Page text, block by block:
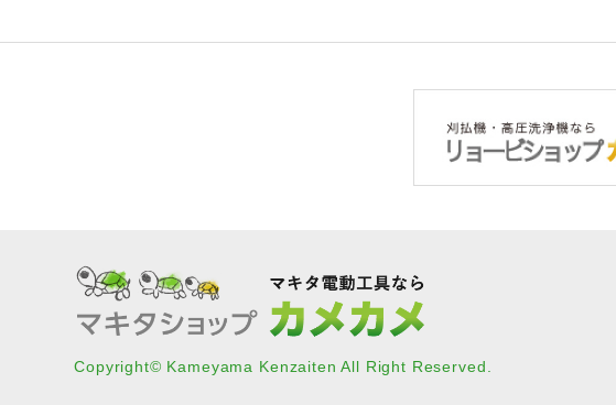
Copyright© Kameyama Kenzaiten All Right Reserved.